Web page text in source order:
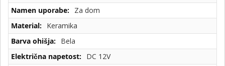
Za dom
Keramika
Bela
DC 12V